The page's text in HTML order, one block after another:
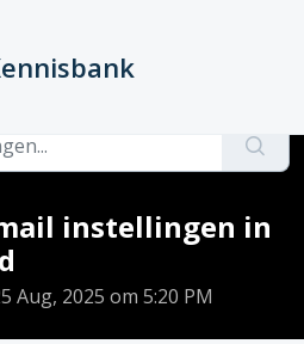
instellingen in
Aug, 2025 om 5:20 PM